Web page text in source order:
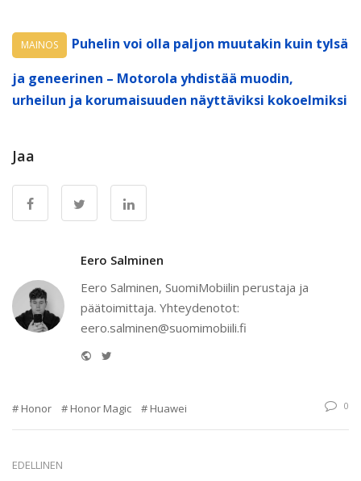
MAINOS
Puhelin voi olla paljon muutakin kuin tylsä
ja geneerinen – Motorola yhdistää muodin,
urheilun ja korumaisuuden näyttäviksi kokoelmiksi
Jaa
Eero Salminen
Eero Salminen, SuomiMobiilin perustaja ja
päätoimittaja. Yhteydenotot:
eero.salminen@suomimobiili.fi
Website
Honor Honor Magic Huawei 0
EDELLINEN